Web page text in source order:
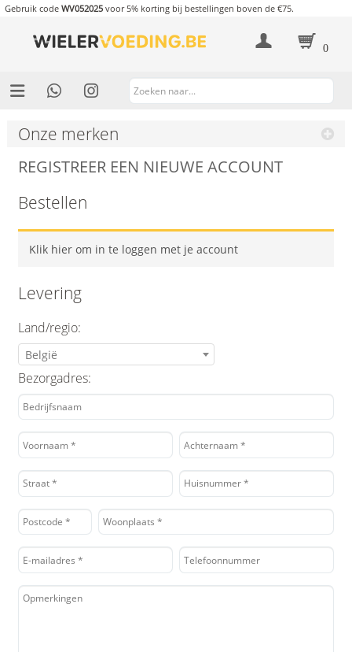
Gebruik code WV052025voor 5% korting bij bestellingen boven de €75.
0
Onze merken
REGISTREER EEN NIEUWE ACCOUNT
Bestellen
Klik hier om in te loggen met je account
Levering
Land/regio:
België
Bezorgadres: